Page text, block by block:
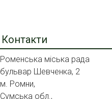
Контакти
Роменська міська рада
бульвар Шевченка, 2
м. Ромни,
Сумська обл.,